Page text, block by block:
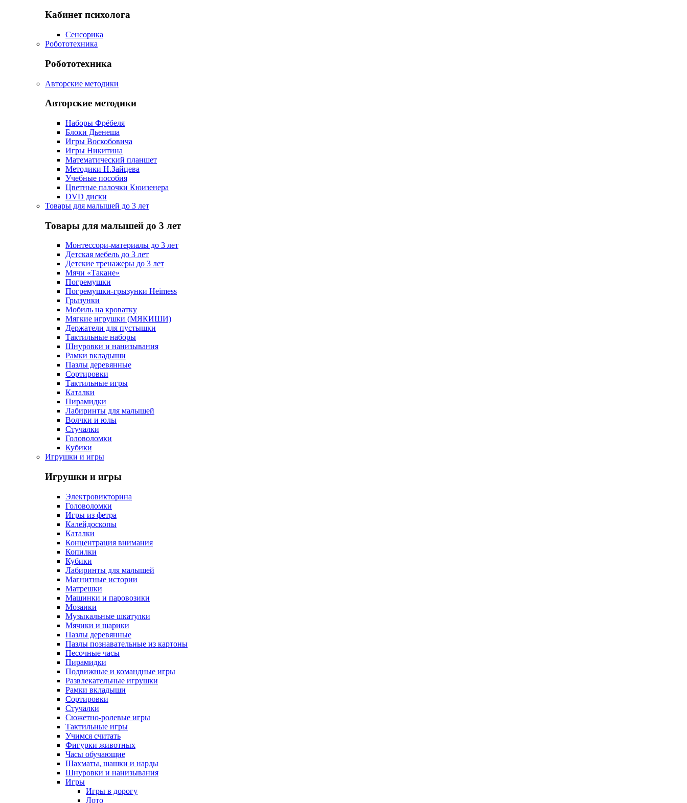
Кабинет психолога
Сенсорика
Робототехника
Робототехника
Авторские методики
Авторские методики
Наборы Фрёбеля
Блоки Дьенеша
Игры Воскобовича
Игры Никитина
Математический планшет
Методики Н.Зайцева
Учебные пособия
Цветные палочки Кюизенера
DVD диски
Товары для малышей до 3 лет
Товары для малышей до 3 лет
Монтессори-материалы до 3 лет
Детская мебель до 3 лет
Детские тренажеры до 3 лет
Мячи «Такане»
Погремушки
Погремушки-грызунки Heimess
Грызунки
Мобиль на кроватку
Мягкие игрушки (МЯКИШИ)
Держатели для пустышки
Тактильные наборы
Шнуровки и нанизывания
Рамки вкладыши
Пазлы деревянные
Сортировки
Тактильные игры
Каталки
Пирамидки
Лабиринты для малышей
Волчки и юлы
Стучалки
Головоломки
Кубики
Игрушки и игры
Игрушки и игры
Электровикторина
Головоломки
Игры из фетра
Калейдоскопы
Каталки
Концентрация внимания
Копилки
Кубики
Лабиринты для малышей
Магнитные истории
Матрешки
Машинки и паровозики
Мозаики
Музыкальные шкатулки
Мячики и шарики
Пазлы деревянные
Пазлы познавательные из картоны
Песочные часы
Пирамидки
Подвижные и командные игры
Развлекательные игрушки
Рамки вкладыши
Сортировки
Стучалки
Сюжетно-ролевые игры
Тактильные игры
Учимся считать
Фигурки животных
Часы обучающие
Шахматы, шашки и нарды
Шнуровки и нанизывания
Игры
Игры в дорогу
Лото